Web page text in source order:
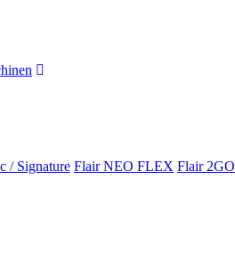
/ Signature Flair NEO FLEX Flair 2GO